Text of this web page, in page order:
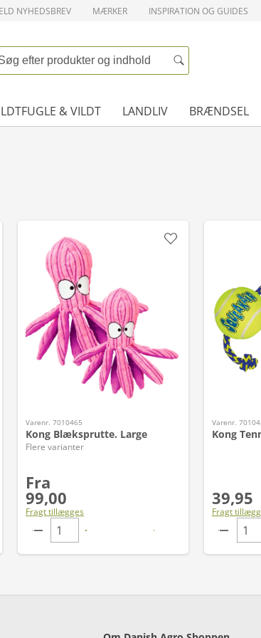
NYHEDSBREV MÆRKER INSPIRATION OG GUIDES
& VILDT LANDLIV BRÆNDSEL
Varenr. 7010465
Kong Blæksprutte. Large
Flere varianter
Fra
99,00
Fragt tillægges
Varenr.
Kong
39,95
Fragt